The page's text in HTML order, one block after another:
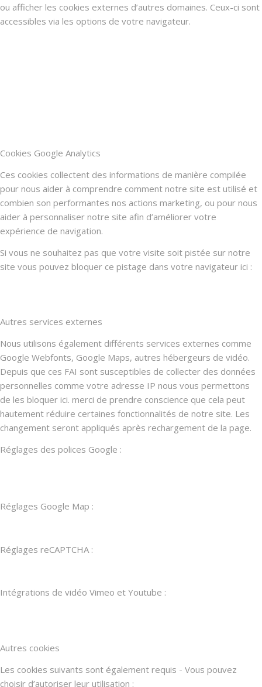
ou afficher les cookies externes d’autres domaines. Ceux-ci sont
accessibles via les options de votre navigateur.
Cookies Google Analytics
Ces cookies collectent des informations de manière compilée
pour nous aider à comprendre comment notre site est utilisé et
combien son performantes nos actions marketing, ou pour nous
aider à personnaliser notre site afin d’améliorer votre
expérience de navigation.
Si vous ne souhaitez pas que votre visite soit pistée sur notre
site vous pouvez bloquer ce pistage dans votre navigateur ici :
Autres services externes
Nous utilisons également différents services externes comme
Google Webfonts, Google Maps, autres hébergeurs de vidéo.
Depuis que ces FAI sont susceptibles de collecter des données
personnelles comme votre adresse IP nous vous permettons
de les bloquer ici. merci de prendre conscience que cela peut
hautement réduire certaines fonctionnalités de notre site. Les
changement seront appliqués après rechargement de la page.
Réglages des polices Google :
Réglages Google Map :
Réglages reCAPTCHA :
Intégrations de vidéo Vimeo et Youtube :
Autres cookies
Les cookies suivants sont également requis - Vous pouvez
choisir d’autoriser leur utilisation :